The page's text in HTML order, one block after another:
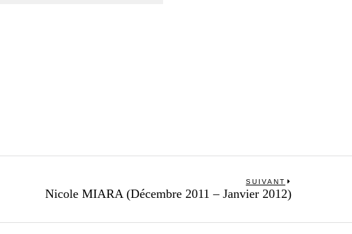
SUIVANT
Next
Nicole MIARA (Décembre 2011 – Janvier 2012)